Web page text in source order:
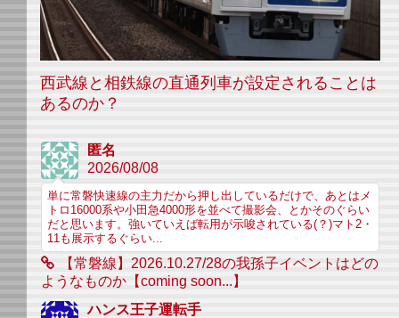
西武線と相鉄線の直通列車が設定されることは
あるのか？
匿名
2026/08/08
単に常磐快速線の主力だから押し出しているだけで、あとはメ
トロ16000系や小田急4000形を並べて撮影会、とかそのぐらい
だと思います。強いていえば転用が示唆されている(？)マト2・
11も展示するぐらい...
【常磐線】2026.10.27/28の我孫子イベントはどの
ようなものか【coming soon...】
ハンス王子運転手